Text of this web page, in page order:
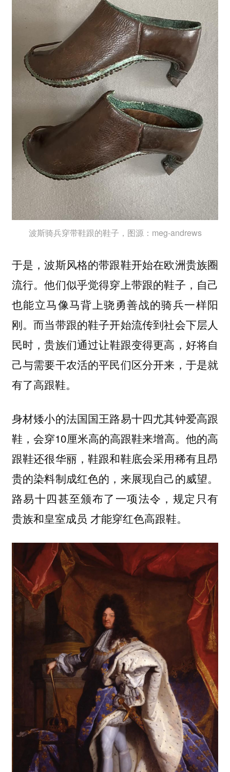
波斯骑兵穿带鞋跟的鞋子，图源：meg-andrews
于是，波斯风格的带跟鞋开始在欧洲贵族圈
流行。他们似乎觉得穿上带跟的鞋子，自己
也能立马像马背上骁勇善战的骑兵一样阳
刚。而当带跟的鞋子开始流传到社会下层人
民时，贵族们通过让鞋跟变得更高，好将自
己与需要干农活的平民们区分开来 ，于是就
有了高跟鞋。
身材矮小的法国国王路易十四尤其钟爱高跟
鞋 ，会穿10厘米高的高跟鞋来增高。他的高
跟鞋还很华丽，鞋跟和鞋底会采用稀有且昂
贵的染料制成红色的，来展现自己的威望。
路易十四甚至颁布了一项法令，规定只有
贵族和皇室成员 才能穿红色高跟鞋。